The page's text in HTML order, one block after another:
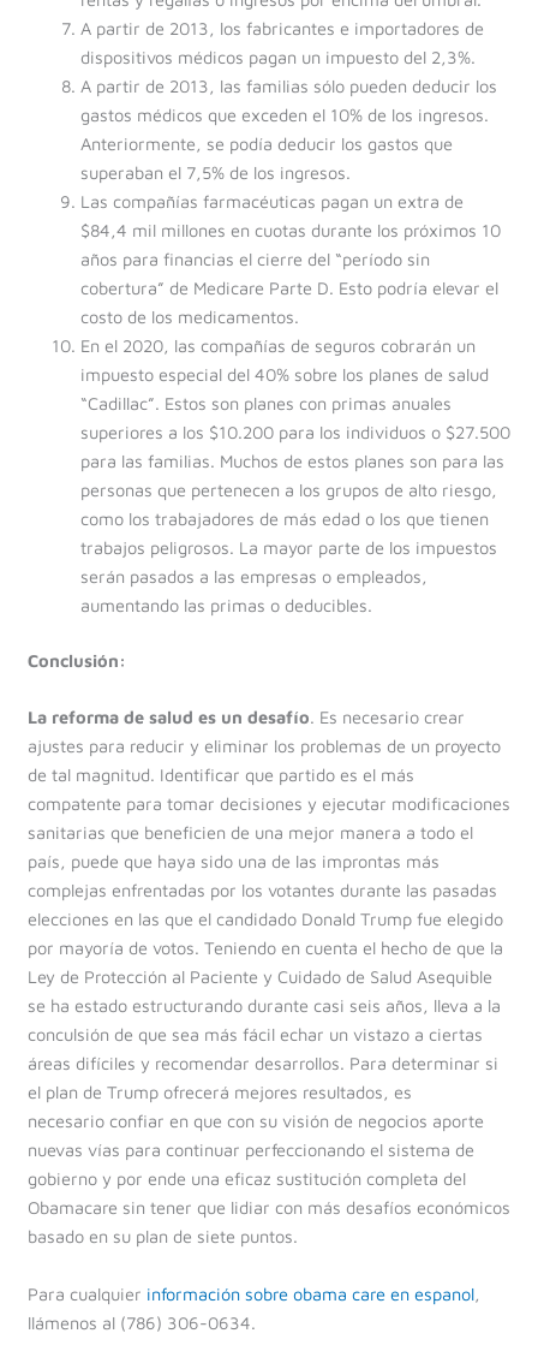
A partir de 2013, los fabricantes e importadores de
dispositivos médicos pagan un impuesto del 2,3%.
A partir de 2013, las familias sólo pueden deducir los
gastos médicos que exceden el 10% de los ingresos.
Anteriormente, se podía deducir los gastos que
superaban el 7,5% de los ingresos.
Las compañías farmacéuticas pagan un extra de
$84,4 mil millones en cuotas durante los próximos 10
años para financias el cierre del “período sin
cobertura” de Medicare Parte D. Esto podría elevar el
costo de los medicamentos.
En el 2020, las compañías de seguros cobrarán un
impuesto especial del 40% sobre los planes de salud
“Cadillac”. Estos son planes con primas anuales
superiores a los $10.200 para los individuos o $27.500
para las familias. Muchos de estos planes son para las
personas que pertenecen a los grupos de alto riesgo,
como los trabajadores de más edad o los que tienen
trabajos peligrosos. La mayor parte de los impuestos
serán pasados a las empresas o empleados,
aumentando las primas o deducibles.
Conclusión:
La reforma de salud es un desafío. Es necesario crear
ajustes para reducir y eliminar los problemas de un proyecto
de tal magnitud. Identificar que partido es el más
compatente para tomar decisiones y ejecutar modificaciones
sanitarias que beneficien de una mejor manera a todo el
país, puede que haya sido una de las improntas más
complejas enfrentadas por los votantes durante las pasadas
elecciones en las que el candidado Donald Trump fue elegido
por mayoría de votos. Teniendo en cuenta el hecho de que la
Ley de Protección al Paciente y Cuidado de Salud Asequible
se ha estado estructurando durante casi seis años, lleva a la
conculsión de que sea más fácil echar un vistazo a ciertas
áreas difíciles y recomendar desarrollos. Para determinar si
el plan de Trump ofrecerá mejores resultados, es
necesario confiar en que con su visión de negocios aporte
nuevas vías para continuar perfeccionando el sistema de
gobierno y por ende una eficaz sustitución completa del
Obamacare sin tener que lidiar con más desafíos económicos
basado en su plan de siete puntos.
Para cualquier información sobre obama care en espanol,
llámenos al (786) 306-0634.